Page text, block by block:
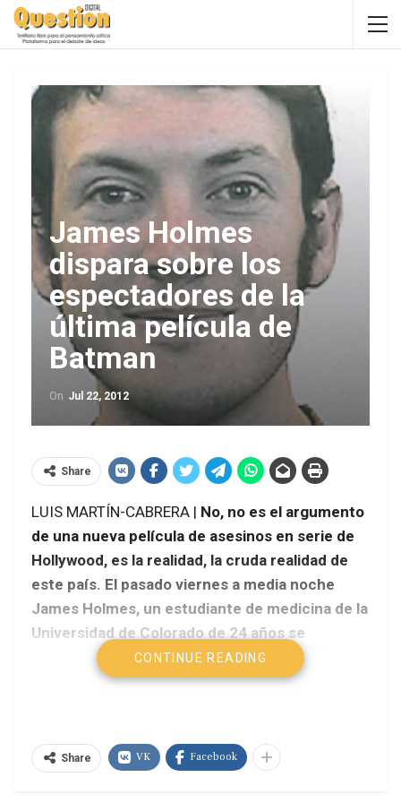
James Holmes
dispara sobre los
espectadores de la
última película de
Batman
On Jul 22, 2012
Share
LUIS MARTÍN-CABRERA | No, no es el argumento
de una nueva película de asesinos en serie de
Hollywood, es la realidad, la cruda realidad de
este país. El pasado viernes a media noche
James Holmes, un estudiante de medicina de la
Universidad de Colorado de 24 años se
presentó en un teatro de Aurora en las afueras
de Denver pertrechado con varias armas
fuego contra los desprevenidos espectadores
de la sesión de medianoche de la última
CONTINUE READING
Share VK Facebook